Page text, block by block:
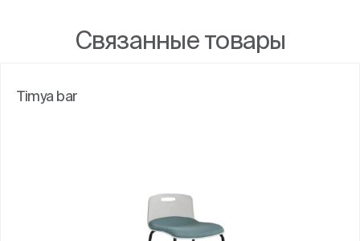
Связанные товары
Timya bar